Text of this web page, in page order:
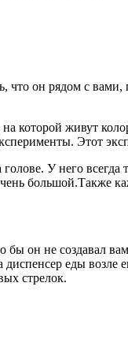
он рядом с
живут
Этот
У него
большой.Также
бы он не создавал
еды возле
стрелок.